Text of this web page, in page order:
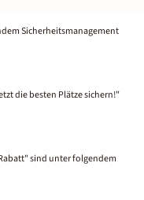
Sicherheitsmanagement
die besten Plätze sichern!"
sind unter folgendem